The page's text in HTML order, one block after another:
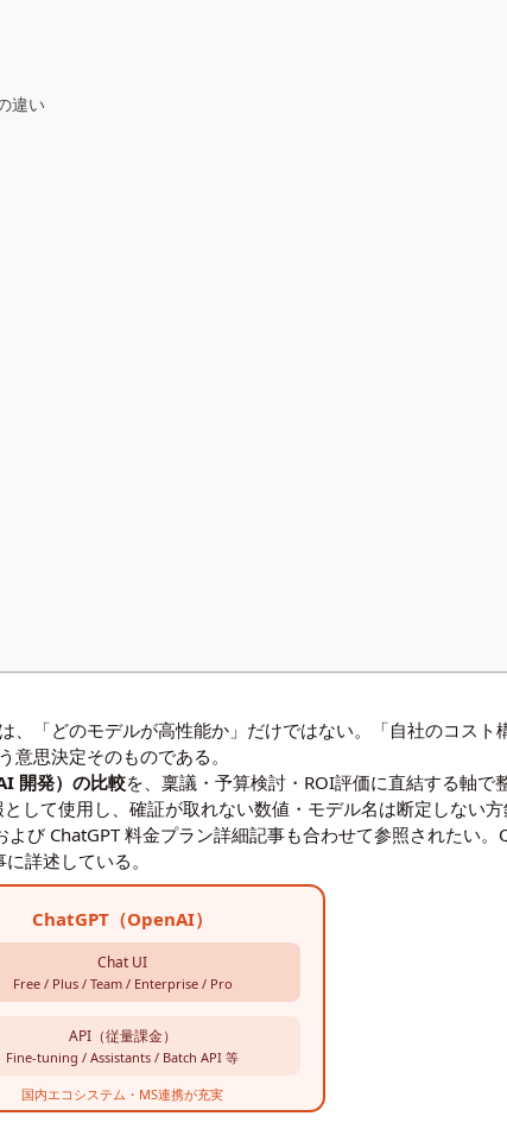
違い
「どのモデルが高性能か」だけではない。「自社のコスト
思決定そのものである。
開発）の比較を、稟議・予算検討・ROI評価に直結する軸で
て使用し、確証が取れない数値・モデル名は断定しない方
よび ChatGPT 料金プラン詳細記事も合わせて参照されたい
に詳述している。
ChatGPT（OpenAI）
Chat UI
Free / Plus / Team / Enterprise / Pro
API（従量課金）
Fine-tuning / Assistants / Batch API 等
国内エコシステム・MS連携が充実